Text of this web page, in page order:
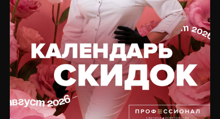
Терапевтическая
косметология
Коррекция фигуры
Общая терапия
Трихология
Неврология
Сочетанные протоколы
Подобрать процедуру
Отзывы
Специалисты
О клинике
Оборудование
Препараты
Юридическая информация
Вакансии
Контакты